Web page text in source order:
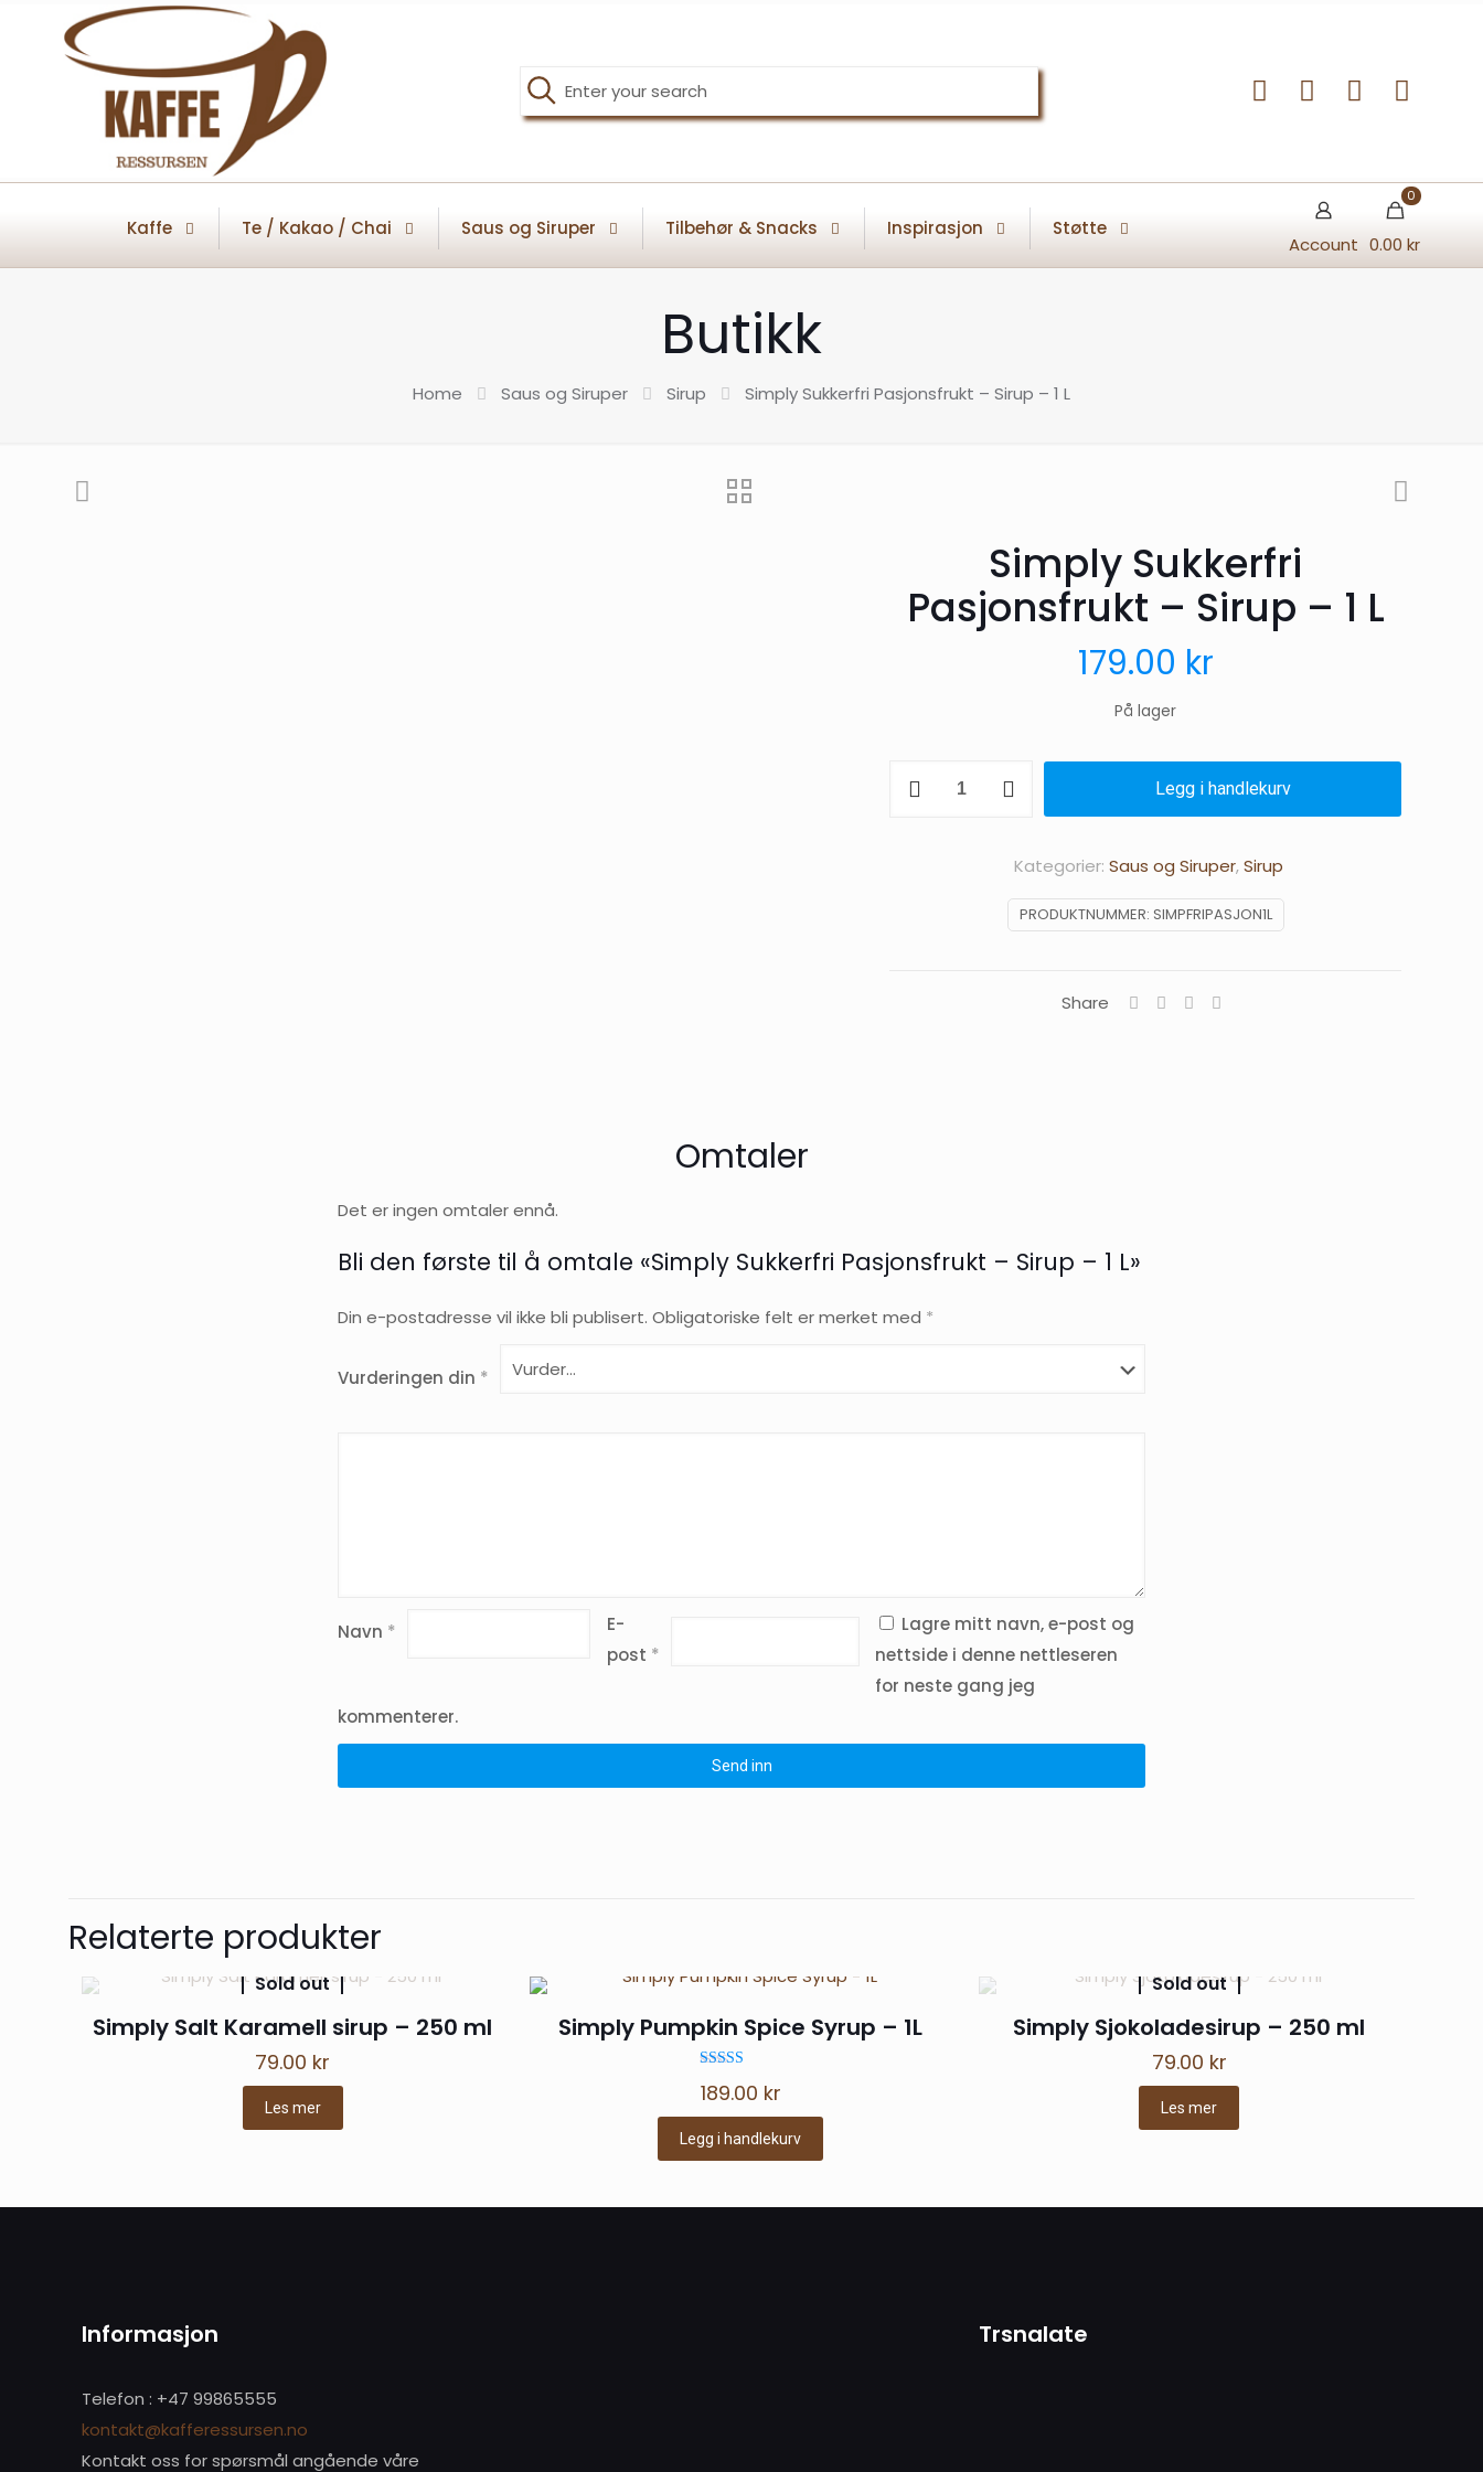
Kaffe Te / Kakao / Chai Saus og Siruper Tilbehør & Snacks Inspirasjon Støtte
Account
0
0.00 kr
Butikk
Home Saus og Siruper Sirup Simply Sukkerfri Pasjonsfrukt – Sirup – 1 L
Simply Sukkerfri
Pasjonsfrukt – Sirup – 1 L
179.00 kr
På lager
Sukkerfri
Legg i handlekurv
PRODUKTNUMMER: SIMPFRIPASJON1L
Kategorier: Saus og Siruper,Sirup
Share
Omtaler
Det er ingen omtaler ennå.
Bli den første til å omtale «Simply Sukkerfri Pasjonsfrukt – Sirup – 1 L»
Din e-postadresse vil ikke bli publisert. Obligatoriske felt er merket med *
Vurderingen din *
Navn *
E-
post *
Lagre mitt navn, e-post og
nettside i denne nettleseren
for neste gang jeg
kommenterer.
Relaterte produkter
Sold out
Simply Salt Karamell sirup – 250 ml
79.00 kr
Les mer
Simply Pumpkin Spice Syrup – 1L
5.00
189.00 kr
Legg i handlekurv
Sold out
Simply Sjokoladesirup – 250 ml
79.00 kr
Les mer
Informasjon
Telefon : +47 99865555
kontakt@kafferessursen.no
Kontakt oss for spørsmål angående våre
Trsnalate